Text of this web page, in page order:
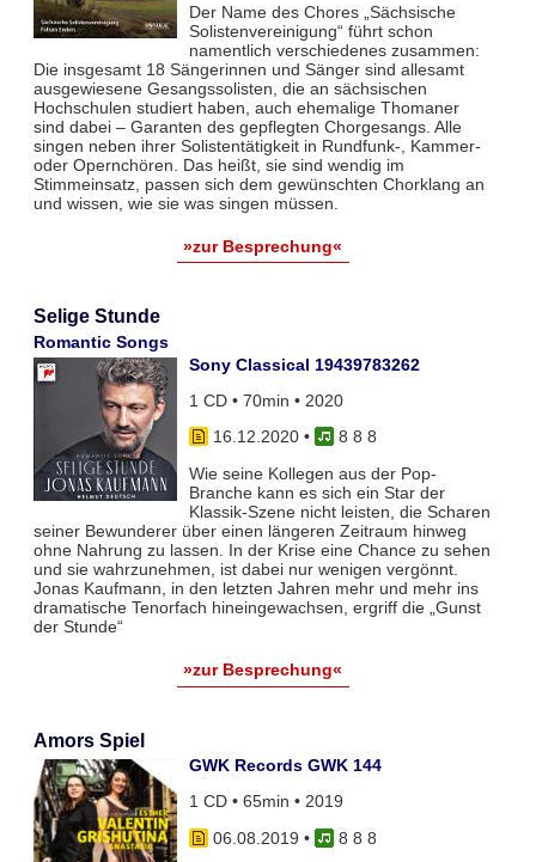
Der Name des Chores „Sächsische
Solistenvereinigung“ führt schon
namentlich verschiedenes zusammen:
Die insgesamt 18 Sängerinnen und Sänger sind allesamt
ausgewiesene Gesangssolisten, die an sächsischen
Hochschulen studiert haben, auch ehemalige Thomaner
sind dabei – Garanten des gepflegten Chorgesangs. Alle
singen neben ihrer Solistentätigkeit in Rundfunk-, Kammer-
oder Opernchören. Das heißt, sie sind wendig im
Stimmeinsatz, passen sich dem gewünschten Chorklang an
und wissen, wie sie was singen müssen.
»zur Besprechung«
Selige Stunde
Romantic Songs
Sony Classical 19439783262
1 CD • 70min • 2020
16.12.2020•
8 8 8
Wie seine Kollegen aus der Pop-
Branche kann es sich ein Star der
Klassik-Szene nicht leisten, die Scharen
seiner Bewunderer über einen längeren Zeitraum hinweg
ohne Nahrung zu lassen. In der Krise eine Chance zu sehen
und sie wahrzunehmen, ist dabei nur wenigen vergönnt.
Jonas Kaufmann, in den letzten Jahren mehr und mehr ins
dramatische Tenorfach hineingewachsen, ergriff die „Gunst
der Stunde“
»zur Besprechung«
Amors Spiel
GWK Records GWK 144
1 CD • 65min • 2019
06.08.2019 •
8 8 8